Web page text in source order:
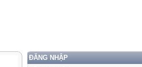
ĐĂNG NHẬP